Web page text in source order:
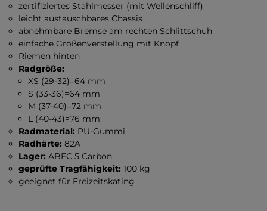
zertifiziertes Stahlmesser (mit Wellenschliff)
leicht austauschbares Chassis
abnehmbare Bremse am rechten Schlittschuh
einfache Größenverstellung mit Knopf
Riemen hinten
Radgröße:
XS (29-32)=64 mm
S (33-36)=64 mm
M (37-40)=72 mm
L (40-43)=76 mm
Radmaterial: PU-Gummi
Radhärte: 82A
Lager: ABEC 5 Carbon
geprüfte Tragfähigkeit: 100 kg
geeignet für Freizeitskating